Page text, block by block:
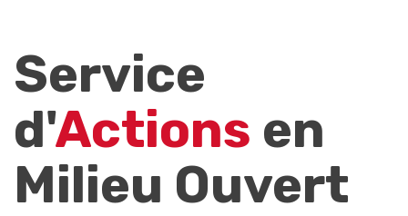
Service
d'Actions en
Milieu Ouvert